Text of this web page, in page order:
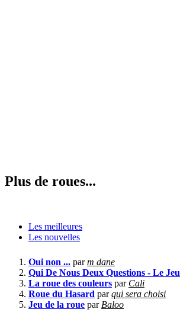
Plus de roues...
Les meilleures
Les nouvelles
Oui non ... parm dane
Qui De Nous Deux Questions - Le Jeu
La roue des couleurs par Cali
Roue du Hasard parqui sera choisi
Jeu de la roue par Baloo